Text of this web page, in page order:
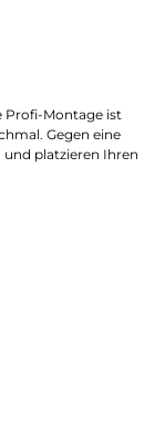
Profi-Montage ist
Gegen eine
und platzieren Ihren